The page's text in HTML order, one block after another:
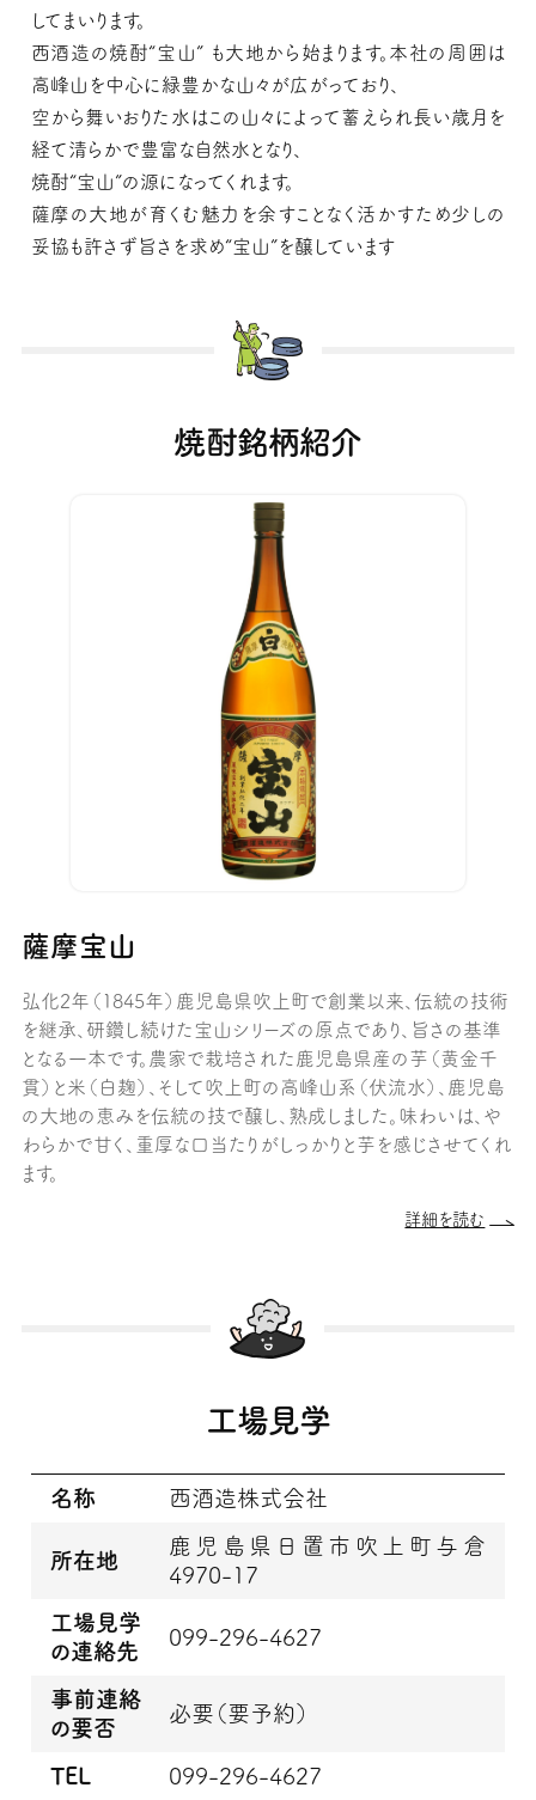
してまいります。
西酒造の焼酎“宝山” も大地から始まります。本社の周囲は
高峰山を中心に緑豊かな山々が広がっており、
空から舞いおりた水はこの山々によって蓄えられ長い歳月を
経て清らかで豊富な自然水となり、
焼酎“宝山”の源になってくれます。
薩摩の大地が育くむ魅力を余すことなく活かすため少しの
妥協も許さず旨さを求め“宝山”を醸しています
焼酎銘柄紹介
薩摩宝山
弘化2年（1845年）鹿児島県吹上町で創業以来、伝統の技術
を継承、研鑽し続けた宝山シリーズの原点であり、旨さの基準
となる一本です。農家で栽培された鹿児島県産の芋（黄金千
貫）と米（白麹）、そして吹上町の高峰山系（伏流水）、鹿児島
の大地の恵みを伝統の技で醸し、熟成しました。味わいは、や
わらかで甘く、重厚な口当たりがしっかりと芋を感じさせてくれ
ます。
詳細を読む
工場見学
名称 西酒造株式会社
所在地
鹿児島県日置市吹上町与倉
4970-17
工場見学
の連絡先
099-296-4627
事前連絡
の要否
必要（要予約）
TEL 099-296-4627